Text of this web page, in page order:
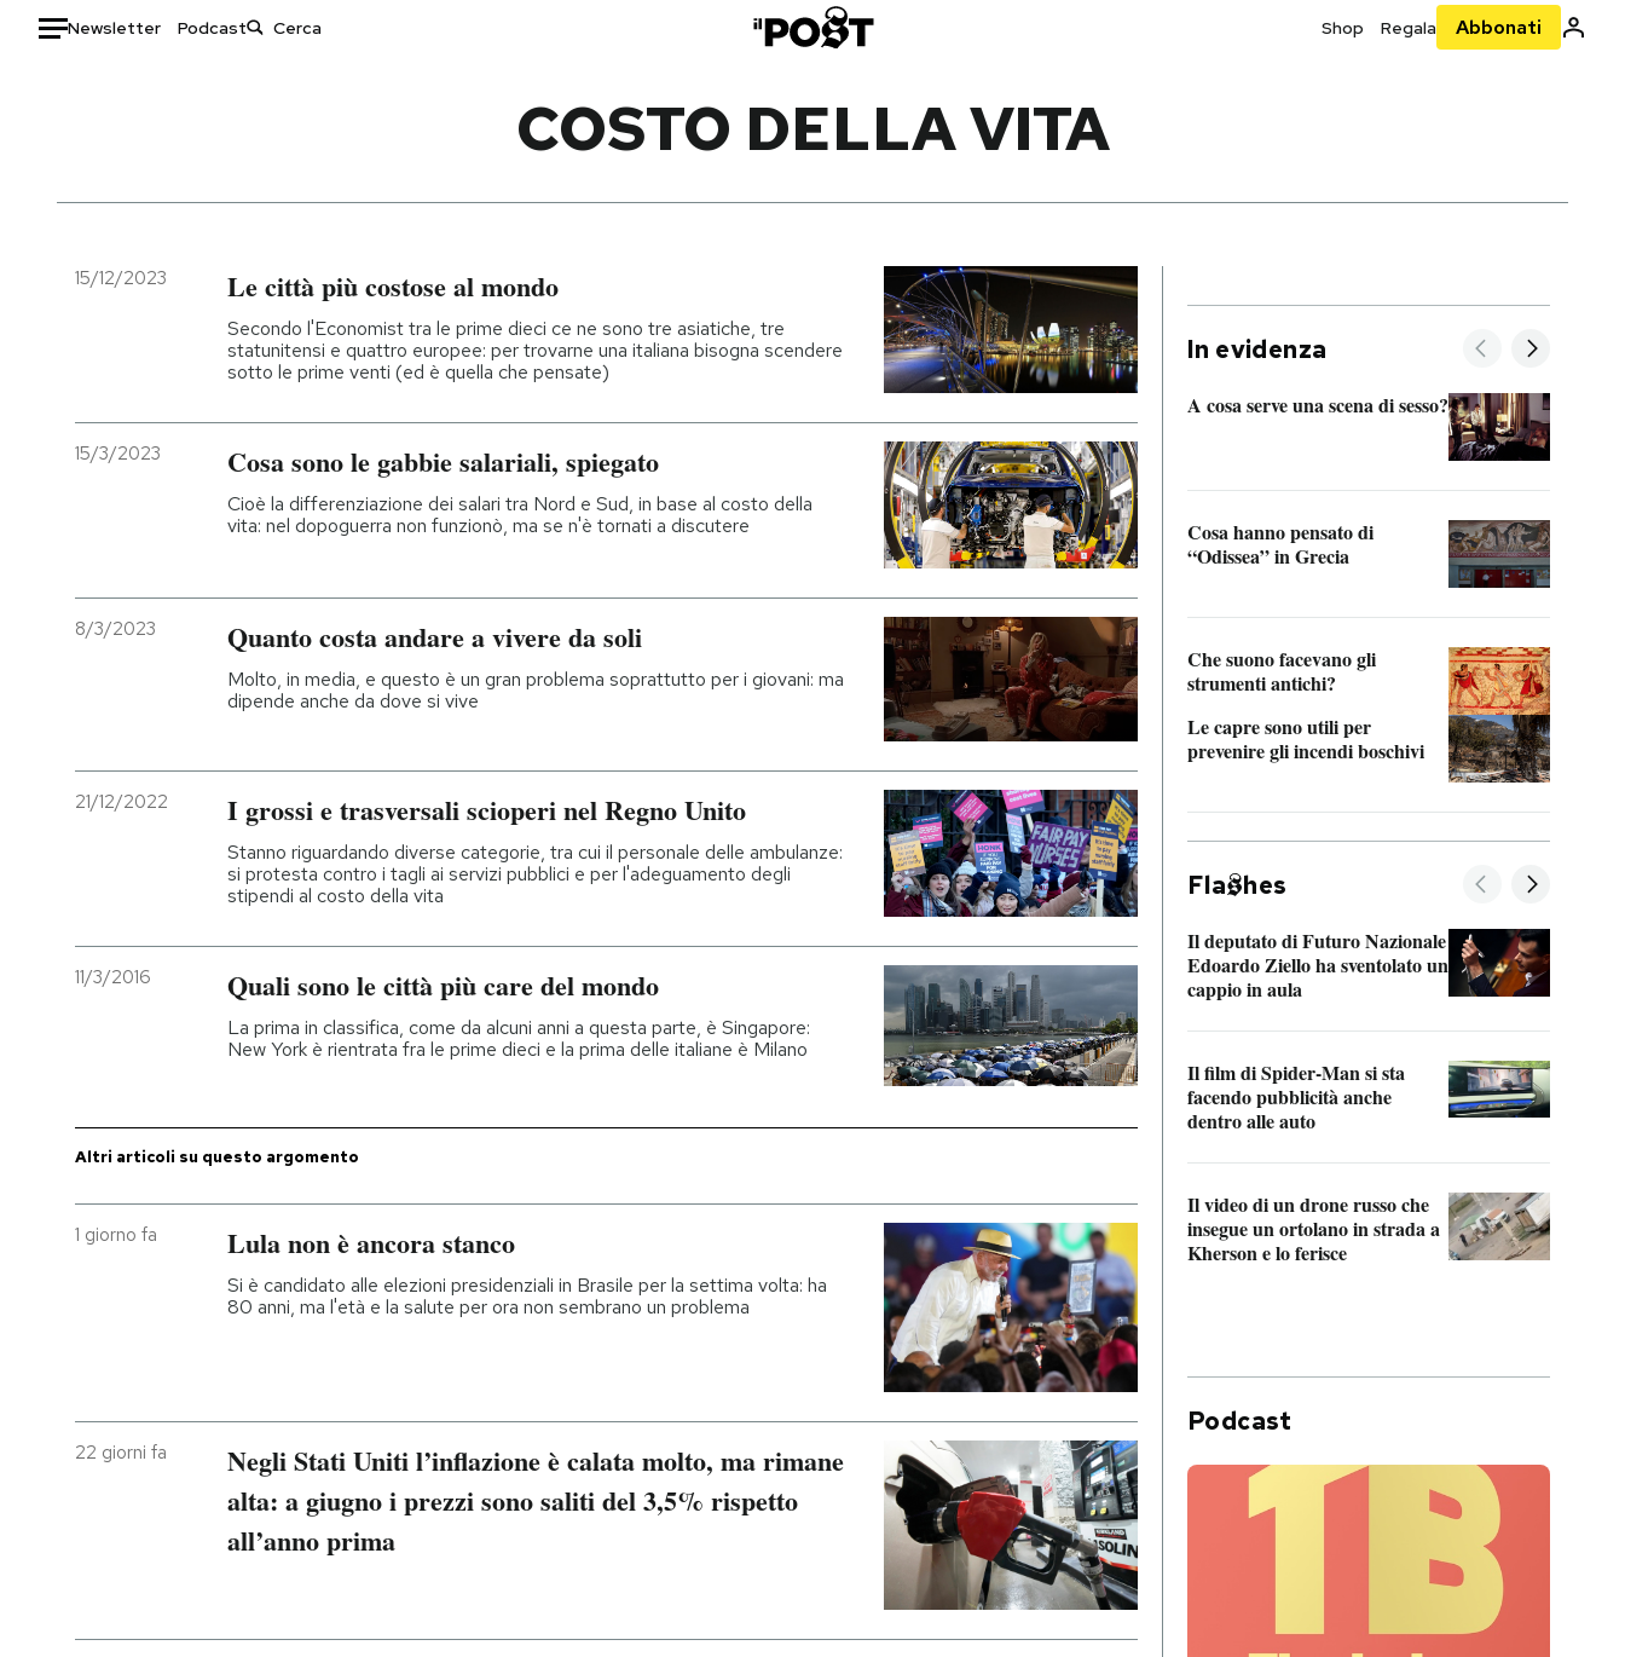
Newsletter Podcast Shop Regala Abbonati
Italia
Politica
Economia
Moda
Storie/Idee
Ok Boomer!
Media
Mondiali calcio 2026
AREA PERSONALE
COSTO DELLA VITA
15/12/2023 Le città più costose al mondo
Secondo l'Economist tra le prime dieci ce ne sono tre asiatiche, tre
statunitensi e quattro europee: per trovarne una italiana bisogna scendere
sotto le prime venti (ed è quella che pensate)
15/3/2023 Cosa sono le gabbie salariali, spiegato
Cioè la differenziazione dei salari tra Nord e Sud, in base al costo della
vita: nel dopoguerra non funzionò, ma se n'è tornati a discutere
8/3/2023 Quanto costa andare a vivere da soli
Molto, in media, e questo è un gran problema soprattutto per i giovani: ma
dipende anche da dove si vive
21/12/2022 I grossi e trasversali scioperi nel Regno Unito
Stanno riguardando diverse categorie, tra cui il personale delle ambulanze:
si protesta contro i tagli ai servizi pubblici e per l'adeguamento degli
stipendi al costo della vita
11/3/2016 Quali sono le città più care del mondo
La prima in classifica, come da alcuni anni a questa parte, è Singapore:
New York è rientrata fra le prime dieci e la prima delle italiane è Milano
Altri articoli su questo argomento
1 giorno fa Lula non è ancora stanco
Si è candidato alle elezioni presidenziali in Brasile per la settima volta: ha
80 anni, ma l'età e la salute per ora non sembrano un problema
22 giorni fa
Negli Stati Uniti l’inflazione è calata molto, ma rimane
alta: a giugno i prezzi sono saliti del 3,5% rispetto
all’anno prima
In evidenza
A cosa serve una scena di sesso?
Cosa hanno pensato di
“Odissea” in Grecia
Che suono facevano gli
strumenti antichi?
Le capre sono utili per
prevenire gli incendi boschivi
Fla hes
Il deputato di Futuro Nazionale
Edoardo Ziello ha sventolato un
cappio in aula
Il film di Spider-Man si sta
facendo pubblicità anche
dentro alle auto
Il video di un drone russo che
insegue un ortolano in strada a
Kherson e lo ferisce
Podcast